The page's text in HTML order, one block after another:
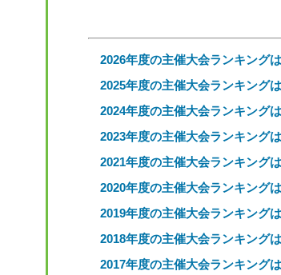
2026年度の主催大会ランキング
2025年度の主催大会ランキング
2024年度の主催大会ランキング
2023年度の主催大会ランキング
2021年度の主催大会ランキング
2020年度の主催大会ランキング
2019年度の主催大会ランキング
2018年度の主催大会ランキング
2017年度の主催大会ランキング